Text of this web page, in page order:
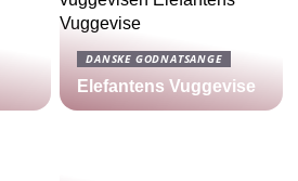
DANSKE GODNATSANGE
Elefantens Vuggevise